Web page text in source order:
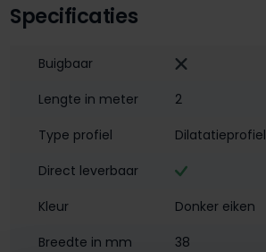
Specificaties
Buigbaar
Lengte in meter
2
Type profiel
Dilatatieprofiel
Direct leverbaar
Kleur
Donker eiken
Breedte in mm
38